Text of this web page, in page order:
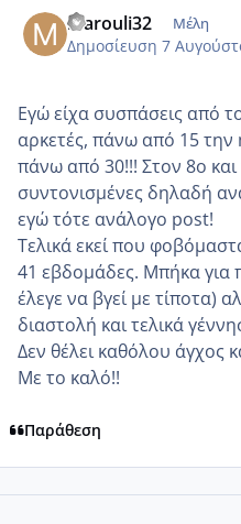
marouli32 Μέλη
Δημοσίευση 7
Eγώ είχα συσπάσεις από
αρκετές, πάνω από 15 την
πάνω από 30!!! Στον 8ο και
συντονισμένες δηλαδή
εγώ τότε ανάλογο post!
Τελικά εκεί που
41 εβδομάδες. Μπήκα για
έλεγε να βγεί με τίποτα)
διαστολή και τελικά
Δεν θέλει καθόλου άγχος
Με το καλό!!
Παράθεση